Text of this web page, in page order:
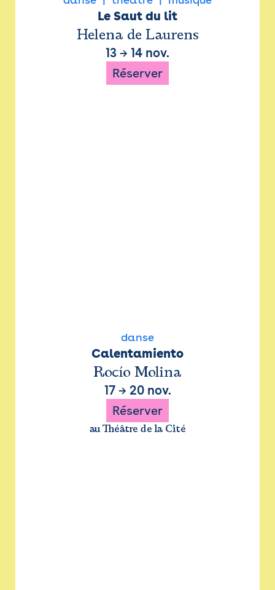
Le Saut du lit
Helena de Laurens
13 → 14 nov.
Réserver
danse
Calentamiento
Rocío Molina
17→ 20 nov.
Réserver
au Théâtre de la Cité